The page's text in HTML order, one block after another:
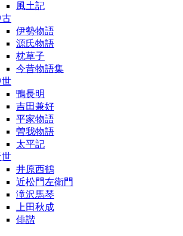
風土記
古
伊勢物語
源氏物語
枕草子
今昔物語集
世
鴨長明
吉田兼好
平家物語
曽我物語
太平記
世
井原西鶴
近松門左衛門
滝沢馬琴
上田秋成
俳諧